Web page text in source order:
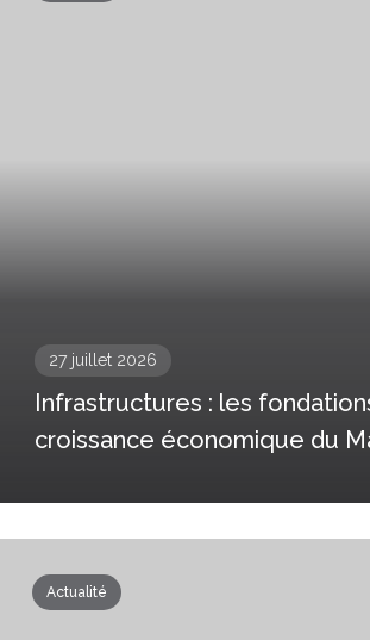
27 juillet 2026
Infrastructures : les
croissance économique du
Actualité